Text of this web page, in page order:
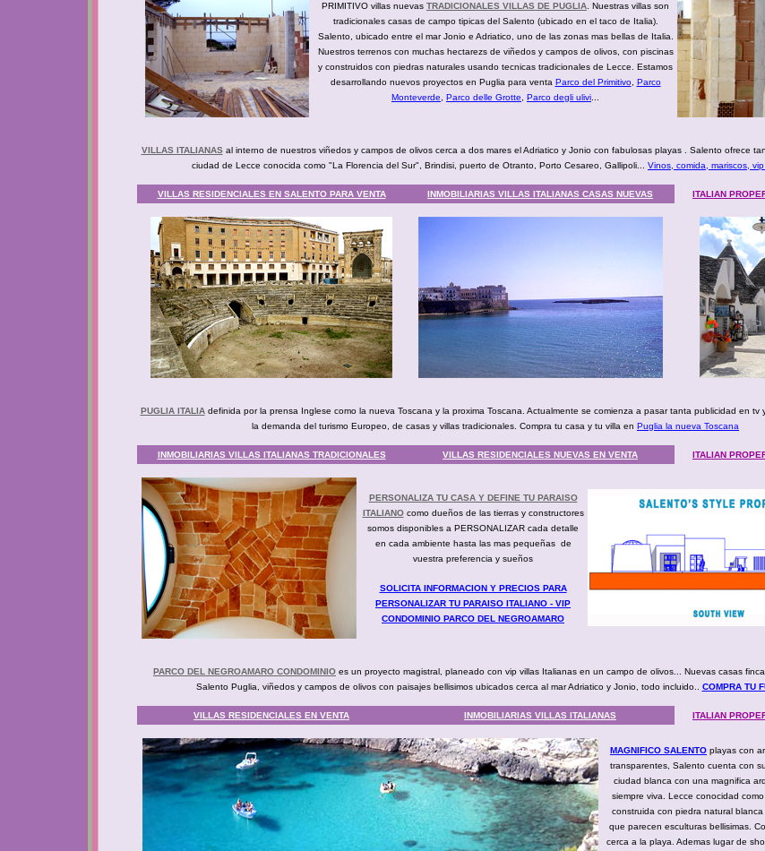
PRIMITIVO villas nuevas TRADICIONALES VILLAS DE PUGLIA . Nuestras villas son
tradicionales casas de campo tipicas del Salento (ubicado en el taco de Italia).
Salento, ubicado entre el mar Jonio e Adriatico, uno de las zonas mas bellas de Italia.
Nuestros terrenos con muchas hectarezs de viñedos y campos de olivos, con piscinas
y construidos con piedras naturales usando tecnicas tradicionales de Lecce. Estamos
desarrollando nuevos proyectos en Puglia para venta Parco del Primitivo, Parco
Monteverde
Parco delle Grotte Parco degli ulivi
VILLAS ITALIANAS al interno de nuestros viñedos y campos de olivos cerca a dos mares el Adriatico y Jonio con fabulosas playas . Salento ofrece
ciudad de Lecce conocida como "La Florencia del Sur", Brindisi, puerto de Otranto, Porto Cesareo, Gallipoli... Vinos, comida, mariscos, vip
VILLAS RESIDENCIALES EN SALENTO PARA VENTA INMOBILIARIAS VILLAS ITALIANAS CASAS NUEVAS ITALIAN
PUGLIA ITALIAdefinida por la prensa Inglese como la nueva Toscana y la proxima Toscana. Actualmente se comienza a pasar tanta publicidad en tv
la demanda del turismo Europeo, de casas y villas tradicionales. Compra tu casa y tu villa en Puglia la nueva Toscana
INMOBILIARIAS VILLAS ITALIANAS TRADICIONALES VILLAS RESIDENCIALES NUEVAS EN VENTA ITALIAN
PERSONALIZA TU CASA Y DEFINE TU PARAISO
ITALIANOcomo dueños de las tierras y constructores
somos disponibles a PERSONALIZAR cada detalle
en cada ambiente hasta las mas pequeñas de
vuestra preferencia y sueños
SOLICITA INFORMACION Y PRECIOS PARA
PERSONALIZAR TU PARAISO ITALIANO - VIP
CONDOMINIO PARCO DEL NEGROAMARO
PARCO DEL NEGROAMARO CONDOMINIO es un proyecto magistral, planeado con vip villas Italianas en un campo de olivos... Nuevas casas
Salento Puglia, viñedos y campos de olivos con paisajes bellisimos ubicados cerca al mar Adriatico y Jonio, todo incluido.. COMPRA TU
VILLAS RESIDENCIALES EN VENTA INMOBILIARIAS VILLAS ITALIANAS ITALIAN
MAGNIFICO SALENTO playas con
transparentes, Salento cuenta con
ciudad blanca con una magnifica
siempre viva. Lecce conocidad
construida con piedra natural
que parecen esculturas bellisimas.
cerca a la playa. Ademas lugar de